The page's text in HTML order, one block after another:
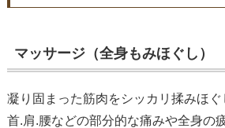
マッサージ（全身もみほぐし）
凝り固まった筋肉をシッカリ揉みほぐ
首.肩.腰などの部分的な痛みや全身の